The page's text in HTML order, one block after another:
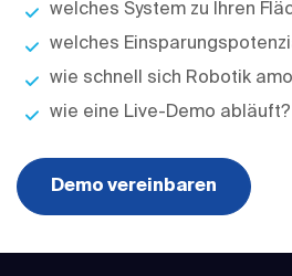
welches System zu Ihren
welches
wie schnell sich Robotik
wie eine Live-Demo abläuft?
Demo vereinbaren